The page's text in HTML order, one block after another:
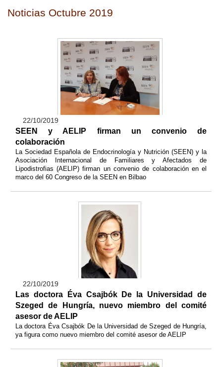
Noticias Octubre 2019
22/10/2019
SEEN y AELIP firman un convenio de
colaboración
La Sociedad Española de Endocrinología y Nutrición (SEEN) y la
Asociación Internacional de Familiares y Afectados de
Lipodistrofias (AELIP) firman un convenio de colaboración en el
marco del 60 Congreso de la SEEN en Bilbao
22/10/2019
Las doctora Éva Csajbók De la Universidad de
Szeged de Hungría, nuevo miembro del comité
asesor de AELIP
La doctora Éva Csajbók De la Universidad de Szeged de Hungría,
ya figura como nuevo miembro del comité asesor de AELIP